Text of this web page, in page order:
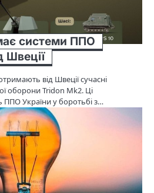
системи ППО
Швеції
від Швеції сучасні
оборони Tridon Mk2. Ці
України у боротьбі з…